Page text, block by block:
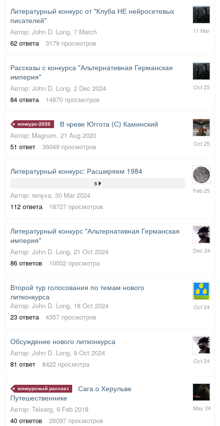
Литературный конкурс от "Клуба НЕ нейросетевых
писателей"
Автор: John D. Long, 7 March
62 ответа 3179 просмотров
11
Рассказы с конкурса "Альтернативная Германская
империя"
Автор: John D. Long, 2 Dec 2024
84 ответа 14870 просмотров
19
конкурс-2020 В чреве Юггота (С) Каминский
Автор: Magnum, 21 Aug 2020
51 ответ 36049 просмотров
15
Литературный конкурс: Расширяем 1984
5
Автор: renyxa, 30 Mar 2024
112 ответа 18727 просмотров
16
Литературный конкурс "Альтернативная Германская
империя"
Автор: John D. Long, 21 Oct 2024
86 ответов 10002 просмотра
2
Второй тур голосования по темам нового
литконкурса
Автор: John D. Long, 18 Oct 2024
23 ответа 4357 просмотров
21
Обсуждение нового литконкурса
Автор: John D. Long, 9 Oct 2024
81 ответ 8422 просмотра
18
конкурсный рассказ
Сага о Херульве
Путешественнике
Автор: Telserg, 9 Feb 2018
40 ответов 26097 просмотров
15
May